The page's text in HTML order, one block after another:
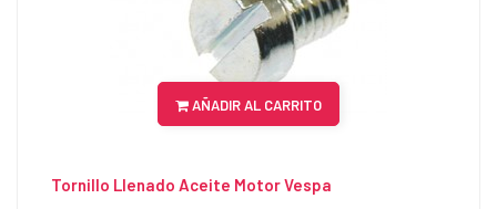
AÑADIR AL CARRITO
Tornillo Llenado Aceite Motor Vespa